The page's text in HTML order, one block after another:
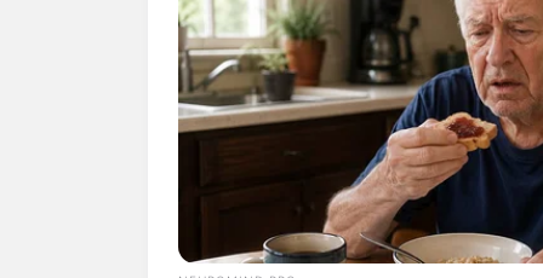
Casa e Festa
Ou então imprima